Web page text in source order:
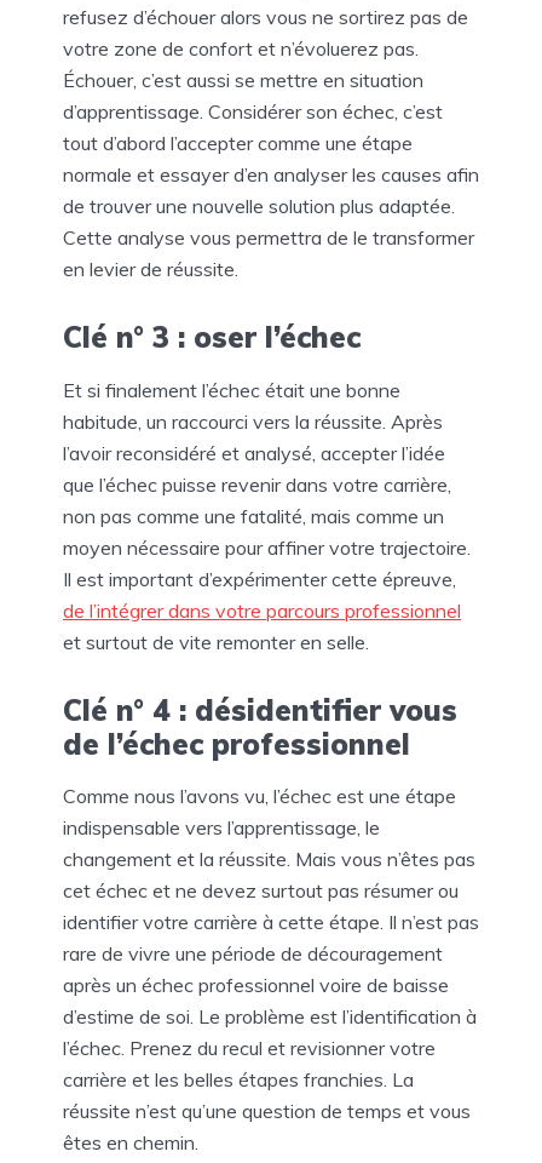
refusez d’échouer alors vous ne sortirez pas de
votre zone de confort et n’évoluerez pas.
Échouer, c’est aussi se mettre en situation
d’apprentissage. Considérer son échec, c’est
tout d’abord l’accepter comme une étape
normale et essayer d’en analyser les causes afin
de trouver une nouvelle solution plus adaptée.
Cette analyse vous permettra de le transformer
en levier de réussite.
Clé n° 3 : oser l’échec
Et si finalement l’échec était une bonne
habitude, un raccourci vers la réussite. Après
l’avoir reconsidéré et analysé, accepter l’idée
que l’échec puisse revenir dans votre carrière,
non pas comme une fatalité, mais comme un
moyen nécessaire pour affiner votre trajectoire.
Il est important d’expérimenter cette épreuve,
de l’intégrer dans votre parcours professionnel
et surtout de vite remonter en selle.
Clé n° 4 : désidentifier vous
de l’échec professionnel
Comme nous l’avons vu, l’échec est une étape
indispensable vers l’apprentissage, le
changement et la réussite. Mais vous n’êtes pas
cet échec et ne devez surtout pas résumer ou
identifier votre carrière à cette étape. Il n’est pas
rare de vivre une période de découragement
après un échec professionnel voire de baisse
d’estime de soi. Le problème est l’identification à
l’échec. Prenez du recul et revisionner votre
carrière et les belles étapes franchies. La
réussite n’est qu’une question de temps et vous
êtes en chemin.